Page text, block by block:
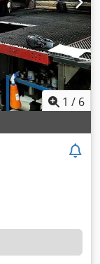
1 / 6